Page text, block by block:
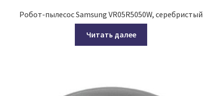
Робот-пылесос Samsung VR05R5050W, серебристый
Читать далее